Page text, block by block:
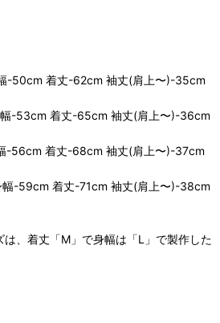
-50cm 着丈-62cm 袖丈(肩上〜)-35cm
-53cm 着丈-65cm 袖丈(肩上〜)-36cm
-56cm 着丈-68cm 袖丈(肩上〜)-37cm
-59cm 着丈-71cm 袖丈(肩上〜)-38cm
、着丈「M」で身幅は「L」で製作した